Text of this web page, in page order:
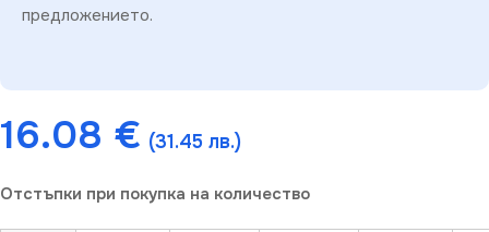
предложението.
16.08 € (31.45 лв.)
Отстъпки при покупка на количество